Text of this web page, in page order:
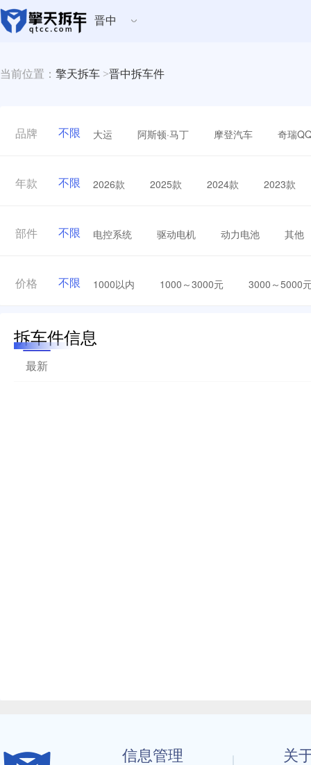
晋中
当前位置： 擎天拆车 >晋中拆车件
品牌 不限 大运 阿斯顿·马丁 摩登汽车 奇瑞
年款 不限 2026款 2025款 2024款 2023款
部件 不限 电控系统 驱动电机 动力电池 其他
价格 不限 1000以内 1000～3000元 3000～5000
拆车件信息
最新
信息管理 关